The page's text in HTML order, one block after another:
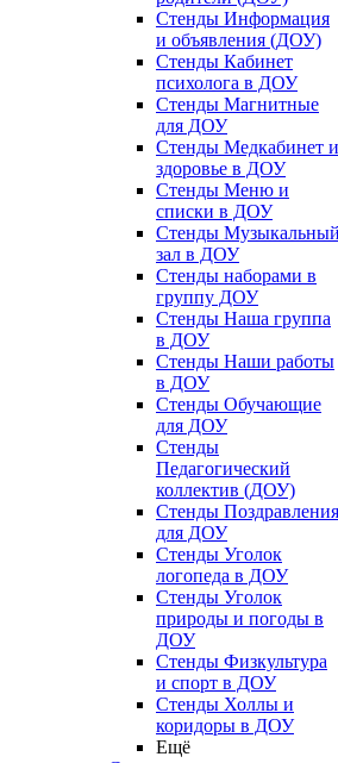
Стенды Информация
и объявления (ДОУ)
Стенды Кабинет
психолога в ДОУ
Стенды Магнитные
для ДОУ
Стенды Медкабинет и
здоровье в ДОУ
Стенды Меню и
списки в ДОУ
Стенды Музыкальный
зал в ДОУ
Стенды наборами в
группу ДОУ
Стенды Наша группа
в ДОУ
Стенды Наши работы
в ДОУ
Стенды Обучающие
для ДОУ
Стенды
Педагогический
коллектив (ДОУ)
Стенды Поздравления
для ДОУ
Стенды Уголок
логопеда в ДОУ
Стенды Уголок
природы и погоды в
ДОУ
Стенды Физкультура
и спорт в ДОУ
Стенды Холлы и
коридоры в ДОУ
Ещё